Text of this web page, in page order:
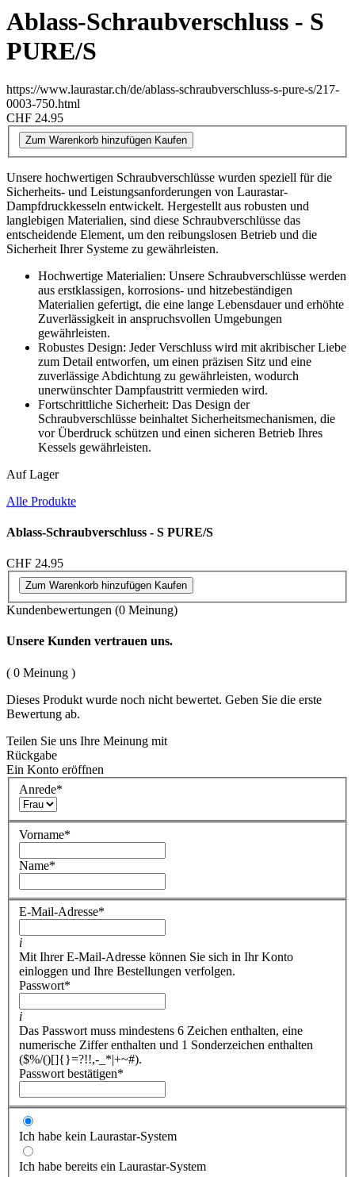
Ablass-Schraubverschluss - S
PURE/S
https://www.laurastar.ch/de/ablass-schraubverschluss-s-pure-s/217-
0003-750.html
CHF 24.95
Zum Warenkorb hinzufügen Kaufen
Unsere hochwertigen Schraubverschlüsse wurden speziell für die
Sicherheits- und Leistungsanforderungen von Laurastar-
Dampfdruckkesseln entwickelt. Hergestellt aus robusten und
langlebigen Materialien, sind diese Schraubverschlüsse das
entscheidende Element, um den reibungslosen Betrieb und die
Sicherheit Ihrer Systeme zu gewährleisten.
Hochwertige Materialien: Unsere Schraubverschlüsse werden
aus erstklassigen, korrosions- und hitzebeständigen
Materialien gefertigt, die eine lange Lebensdauer und erhöhte
Zuverlässigkeit in anspruchsvollen Umgebungen
gewährleisten.
Robustes Design: Jeder Verschluss wird mit akribischer Liebe
zum Detail entworfen, um einen präzisen Sitz und eine
zuverlässige Abdichtung zu gewährleisten, wodurch
unerwünschter Dampfaustritt vermieden wird.
Fortschrittliche Sicherheit: Das Design der
Schraubverschlüsse beinhaltet Sicherheitsmechanismen, die
vor Überdruck schützen und einen sicheren Betrieb Ihres
Kessels gewährleisten.
Auf Lager
Alle Produkte
Ablass-Schraubverschluss - S PURE/S
CHF 24.95
Zum Warenkorb hinzufügen Kaufen
Kundenbewertungen (0 Meinung)
Unsere Kunden vertrauen uns.
( 0 Meinung )
Dieses Produkt wurde noch nicht bewertet. Geben Sie die erste
Bewertung ab.
Teilen Sie uns Ihre Meinung mit
Rückgabe
Ein Konto eröffnen
Anrede*
Vorname*
Name*
E-Mail-Adresse*
i
Mit Ihrer E-Mail-Adresse können Sie sich in Ihr Konto
einloggen und Ihre Bestellungen verfolgen.
Passwort*
i
Das Passwort muss mindestens 6 Zeichen enthalten, eine
numerische Ziffer enthalten und 1 Sonderzeichen enthalten
($%/()[]{}=?!!,-_*|+~#).
Passwort bestätigen*
Ich habe kein Laurastar-System
Ich habe bereits ein Laurastar-System